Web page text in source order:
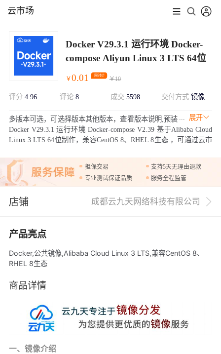
云市场
Docker V29.3.1 运行环境 Docker-
compose Aliyun Linux 3 LTS 64位
￥0.01 限时价
￥10
评分 4.96 评论 8 成交 5598 交付方式镜像
展开
多版本可选，可选择版本其他版本，查看版本说明,预装
Docker V29.3.1 运行环境 Docker-compose V2.39 基于Alibaba Cloud
Linux 3 LTS 64位制作，兼容CentOS 8、RHEL 8生态 ，可通过云市
担保交易
支持5天无理由退款
专业测试保证品质
服务全程监管
店铺 成都云九天网络科技有限公司
产品亮点
Docker,公共镜像,Alibaba Cloud Linux 3 LTS,兼容CentOS 8、
RHEL 8生态
商品详情
一、镜像介绍